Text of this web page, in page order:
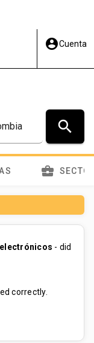
account_circleCuenta
search
business_center
- did
correctly.